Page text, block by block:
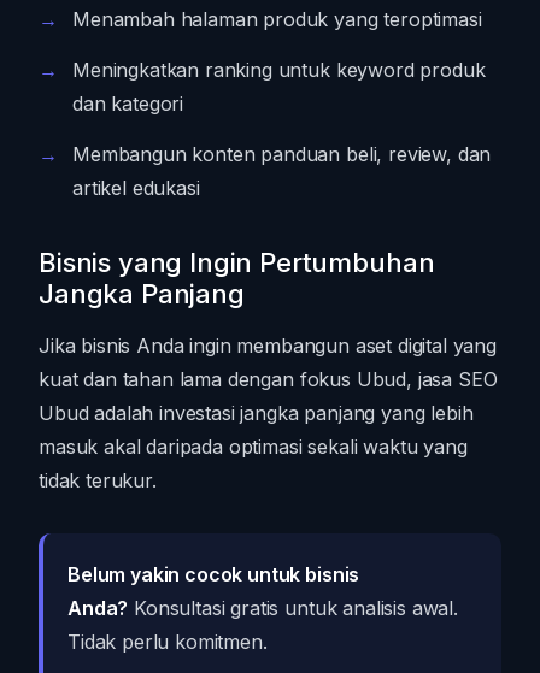
Menambah halaman produk yang teroptimasi
Meningkatkan ranking untuk keyword produk
dan kategori
Membangun konten panduan beli, review, dan
artikel edukasi
Bisnis yang Ingin Pertumbuhan
Jangka Panjang
Jika bisnis Anda ingin membangun aset digital yang
kuat dan tahan lama dengan fokus Ubud, jasa SEO
Ubud adalah investasi jangka panjang yang lebih
masuk akal daripada optimasi sekali waktu yang
tidak terukur.
Belum yakin cocok untuk bisnis
Anda? Konsultasi gratis untuk analisis awal.
Tidak perlu komitmen.